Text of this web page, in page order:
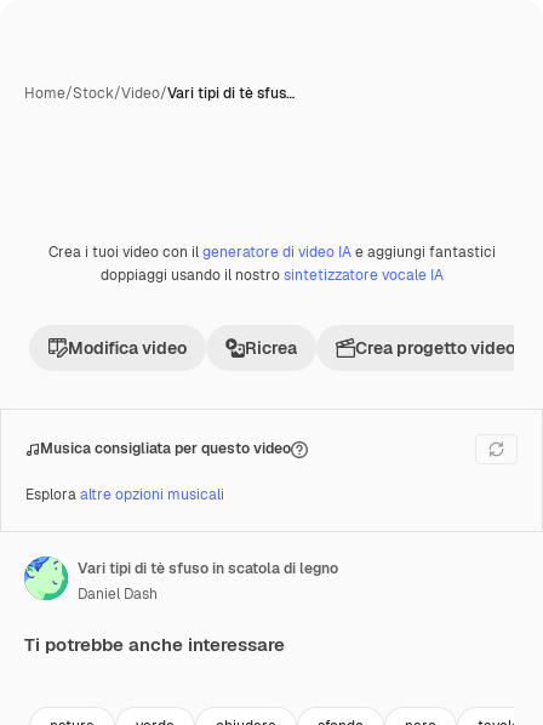
Home/Stock/Video/Vari tipi di tè sfus…
Premium
Crea i tuoi video con ilgeneratore di video IAe aggiungi fantastici
doppiaggi usando il nostrosintetizzatore vocale IA
Modifica video Ricrea Crea progetto video
Musica consigliata per questo video
Esploraaltre opzioni musicali
Vari tipi di tè sfuso in scatola di legno
Daniel Dash
Ti potrebbe anche interessare